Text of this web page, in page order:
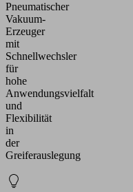
Pneumatischer
Vakuum-
Erzeuger
mit
Schnellwechsler
für
hohe
Anwendungsvielfalt
und
Flexibilität
in
der
Greiferauslegung